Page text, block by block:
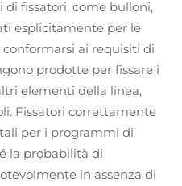
di fissatori, come bulloni,
esplicitamente per le
ai requisiti di
prodotte per fissare i
elementi della linea,
Fissatori correttamente
per i programmi di
la probabilità di
in assenza di